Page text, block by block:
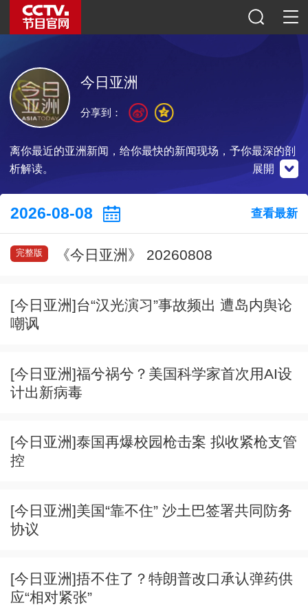
今日亚洲
离你最近的亚洲新闻，给你最快的新闻现场，予你最深的剖
析解读。
央視影音
點擊下載
展開
分享到：
2026-08-08 查看最新
完整版 《今日亚洲》 20260808
[今日亚洲]台“汉光演习”事故频出 遭岛内舆论
嘲讽
[今日亚洲]福兮祸兮？美国科学家首次用AI设
计出新病毒
[今日亚洲]泰国再爆校园枪击案 拟收紧枪支管
控
[今日亚洲]美国“靠不住” 沙土巴签署共同防务
协议
[今日亚洲]捂不住了？特朗普改口承认弹药供
应“相对紧张”